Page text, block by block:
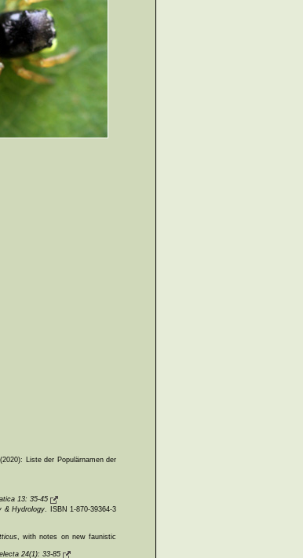
Liste der Populärnamen der
13: 35-45
& Hydrology. ISBN 1-870-39364-3
, with notes on new faunistic
24(1): 33-85